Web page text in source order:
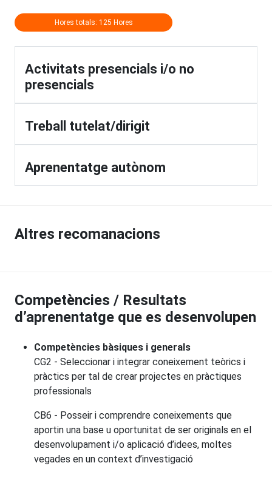
Hores totals: 125 Hores
Activitats presencials i/o no
presencials
Treball tutelat/dirigit
Aprenentatge autònom
Altres recomanacions
Competències / Resultats
d’aprenentatge que es desenvolupen
Competències bàsiques i generals
CG2 - Seleccionar i integrar coneixement teòrics i
pràctics per tal de crear projectes en pràctiques
professionals
CB6 - Posseir i comprendre coneixements que
aportin una base u oportunitat de ser originals en el
desenvolupament i/o aplicació d’idees, moltes
vegades en un context d’investigació